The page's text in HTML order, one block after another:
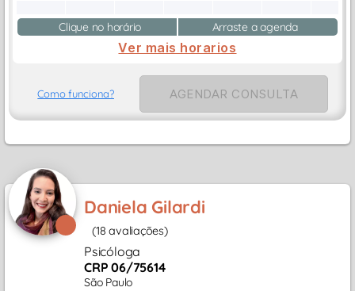
Clique no horário Arraste a agenda
Ver mais horarios
Como funciona? AGENDAR CONSULTA
Daniela Gilardi
(18 avaliações)
Psicóloga
CRP 06/75614
São Paulo